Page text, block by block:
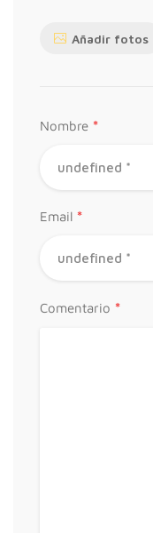
Añadir fotos
Nombre *
Email *
Comentario *